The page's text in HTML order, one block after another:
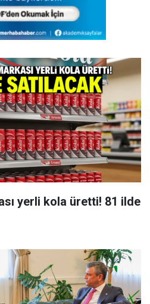
yerli kola üretti! 81 ilde